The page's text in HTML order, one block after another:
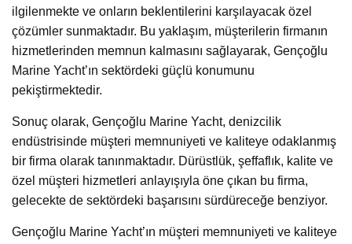
ilgilenmekte ve onların beklentilerini karşılayacak özel
çözümler sunmaktadır. Bu yaklaşım, müşterilerin firmanın
hizmetlerinden memnun kalmasını sağlayarak, Gençoğlu
Marine Yacht’ın sektördeki güçlü konumunu
pekiştirmektedir.
Sonuç olarak, Gençoğlu Marine Yacht, denizcilik
endüstrisinde müşteri memnuniyeti ve kaliteye odaklanmış
bir firma olarak tanınmaktadır. Dürüstlük, şeffaflık, kalite ve
özel müşteri hizmetleri anlayışıyla öne çıkan bu firma,
gelecekte de sektördeki başarısını sürdüreceğe benziyor.
Gençoğlu Marine Yacht’ın müşteri memnuniyeti ve kaliteye